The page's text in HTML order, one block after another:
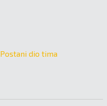
Postani dio tima